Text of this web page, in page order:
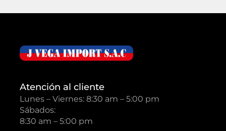
Atención al cliente
Lunes – Viernes: 8:30 am – 5:00 pm
Sábados:
8:30 am – 5:00 pm